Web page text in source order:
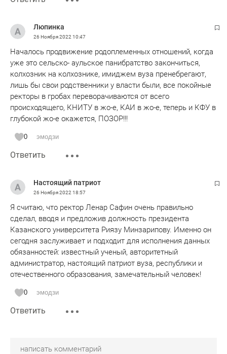
Люпинка
26 Ноября 2022 10:47
Началось продвижение родоплеменных отношений, когда
уже это сельско- аульское панибратство закончиться,
колхозник на колхознике, имиджем вуза пренебрегают,
лишь бы свои родственники у власти были, все покойные
ректоры в гробах переворачиваются от всего
происходящего, КНИТУ в жо-е, КАИ в жо-е, теперь и КФУ в
глубокой жо-е окажется, ПОЗОР!!!
0 эмодзи
Ответить
Настоящий патриот
26 Ноября 2022 18:57
Я считаю, что ректор Ленар Сафин очень правильно
сделал, вводя и предложив должность президента
Казанского университета Риязу Минзарипову. Именно он
сегодня заслуживает и подходит для исполнения данных
обязанностей: известный ученый, авторитетный
администратор, настоящий патриот вуза, республики и
отечественного образования, замечательный человек!
0 эмодзи
Ответить